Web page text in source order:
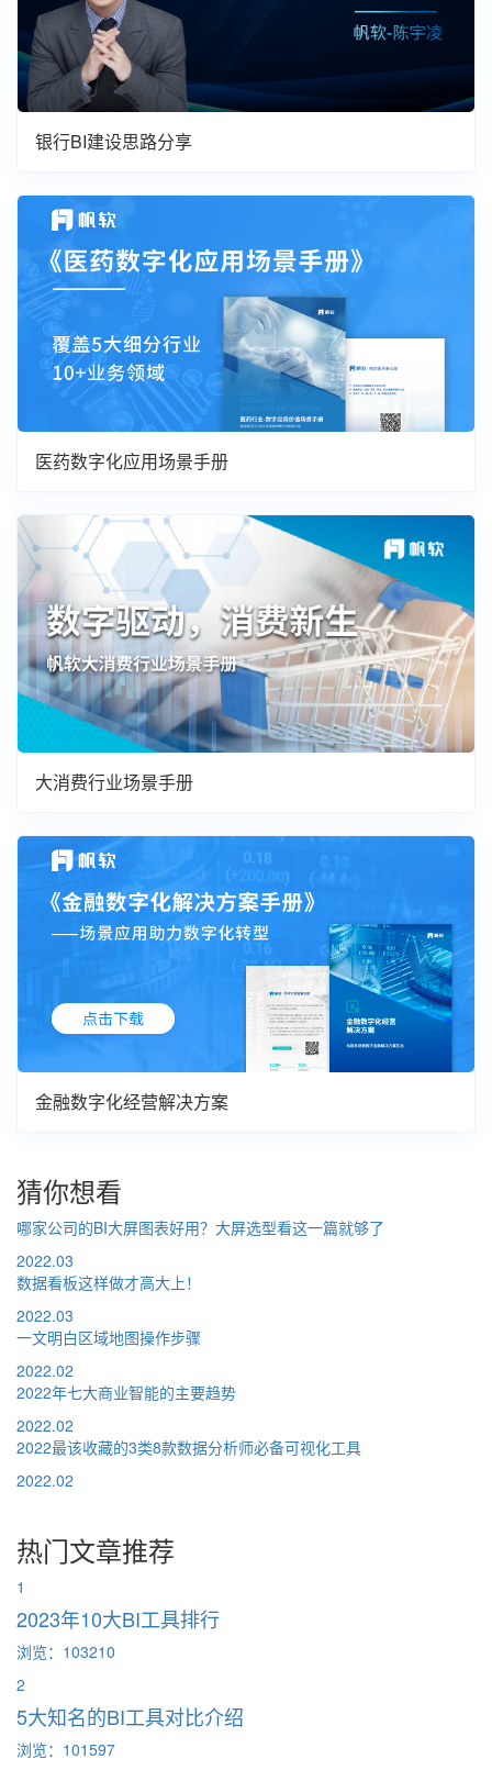
银行BI建设思路分享
医药数字化应用场景手册
大消费行业场景手册
金融数字化经营解决方案
猜你想看
哪家公司的BI大屏图表好用？大屏选型看这一篇就够了
2022.03
数据看板这样做才高大上！
2022.03
一文明白区域地图操作步骤
2022.02
2022年七大商业智能的主要趋势
2022.02
2022最该收藏的3类8款数据分析师必备可视化工具
2022.02
热门文章推荐
1
2023年10大BI工具排行
浏览：103210
2
5大知名的BI工具对比介绍
浏览：101597